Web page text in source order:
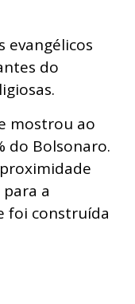
evangélicos
do
mostrou ao
do Bolsonaro.
a
foi construída